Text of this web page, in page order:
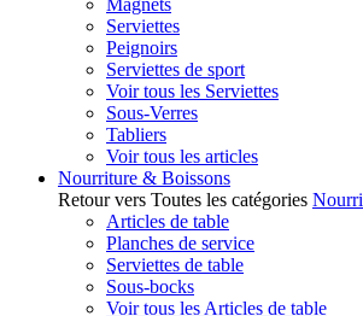
Magnets
Serviettes
Peignoirs
Serviettes de sport
Voir tous les Serviettes
Sous-Verres
Tabliers
Voir tous les articles
Nourriture & Boissons
Retour vers Toutes les catégories
Articles de table
Planches de service
Serviettes de table
Sous-bocks
Voir tous les Articles de table